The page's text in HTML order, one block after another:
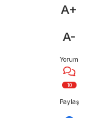
A+
A-
Yorum
10
Paylaş